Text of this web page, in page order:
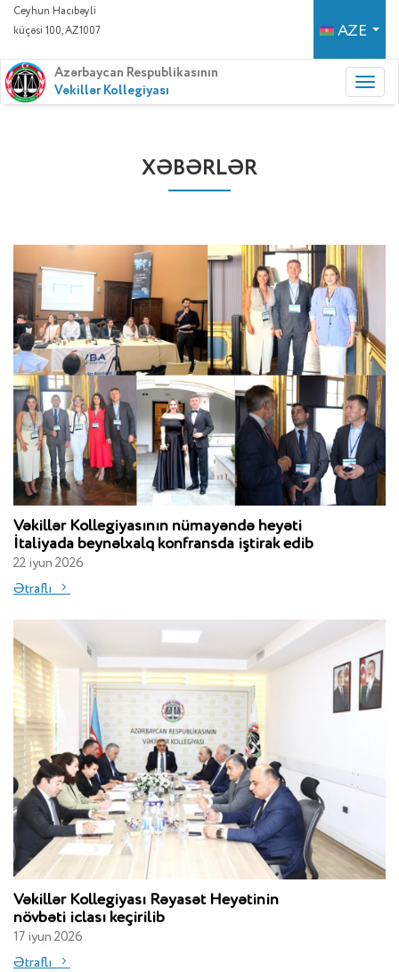
Ceyhun Hacıbəyli
küçəsi 100, AZ1007
AZE
Azərbaycan Respublikasının
Vəkillər Kollegiyası
XƏBƏRLƏR
Vəkillər Kollegiyasının nümayəndə heyəti
İtaliyada beynəlxalq konfransda iştirak edib
22 iyun 2026
Ətraflı
Vəkillər Kollegiyası Rəyasət Heyətinin
növbəti iclası keçirilib
17 iyun 2026
Ətraflı